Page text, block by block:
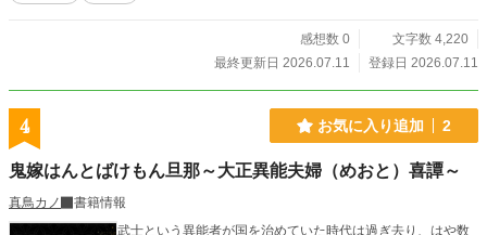
感想数 0
文字数 4,220
最終更新日 2026.07.11
登録日 2026.07.11
4 お気に入り追加 2
鬼嫁はんとばけもん旦那～大正異能夫婦（めおと）喜譚～
真鳥カノ
書籍情報
武士という異能者が国を治めていた時代は過ぎ去り、はや数